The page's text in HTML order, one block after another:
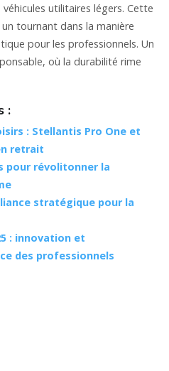
utilitaires légers. Cette
tournant dans la manière
pour les professionnels. Un
où la durabilité rime
:
: Stellantis Pro One et
retrait
pour révolitonner la
stratégique pour la
: innovation et
des professionnels